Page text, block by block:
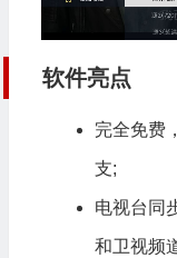
软件亮点
完全免费
支;
电视台同
和卫视频